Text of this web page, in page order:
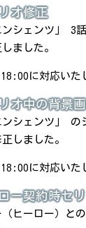
オ修正
ンシェンツ」 3
ました。
に対応いた
オ中の背景
ンシェンツ」 の
しました。
に対応いた
ー契約時セリ
ヒーロー）と